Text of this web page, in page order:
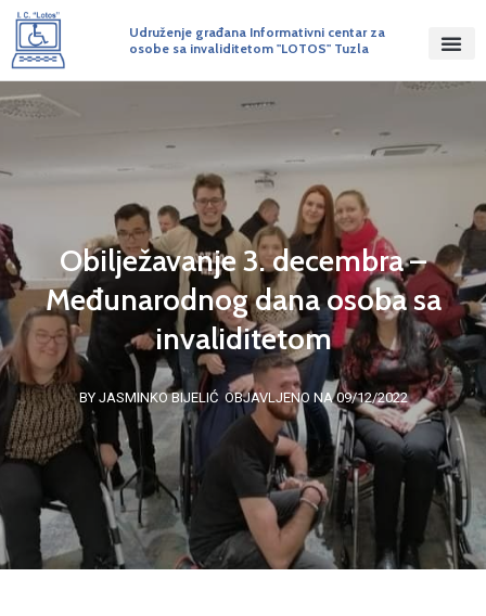
Udruženje građana Informativni centar za
osobe sa invaliditetom "LOTOS" Tuzla
Obilježavanje 3. decembra –
Međunarodnog dana osoba sa
invaliditetom
BY JASMINKO BIJELIĆ OBJAVLJENO NA 09/12/2022